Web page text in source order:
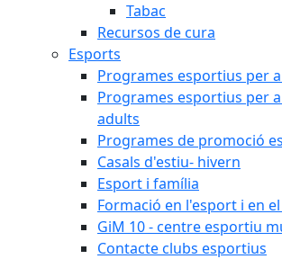
Tabac
Recursos de cura
Esports
Programes esportius per
Programes esportius per
adults
Programes de promoció
Casals d'estiu- hivern
Esport i família
Formació en l'esport i en
GiM 10 - centre esportiu
Contacte clubs esportius